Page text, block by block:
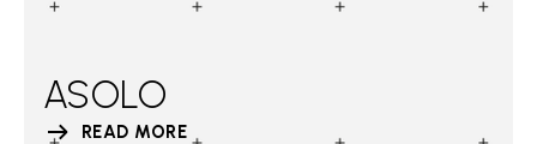
ASOLO
READ MORE